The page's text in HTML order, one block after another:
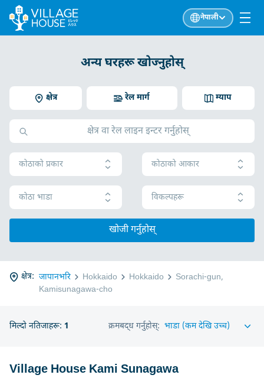
नेपाली
अन्य घरहरू खोज्नुहोस्
क्षेत्र म्याप
रेल मार्ग
कोठाको प्रकार कोठाको आकार
कोठा भाडा विकल्पहरू
खोजी गर्नुहोस्
क्षेत्र: जापानभरि Hokkaido Hokkaido
Sorachi-gun,
Kamisunagawa-cho
मिल्दो नतिजाहरू: 1 क्रमबद्ध गर्नुहोस्:
Village House Kami Sunagawa